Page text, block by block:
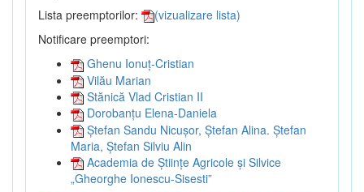
Lista preemptorilor:
(vizualizare lista)
Notificare preemptori:
Ghenu Ionuț-Cristian
Vilău Marian
Stănică Vlad Cristian II
Dorobanțu Elena-Daniela
Ștefan Sandu Nicușor, Ștefan Alina. Ștefan
Maria, Ștefan Silviu Alin
Academia de Științe Agricole și Silvice
„Gheorghe Ionescu-Sisesti”